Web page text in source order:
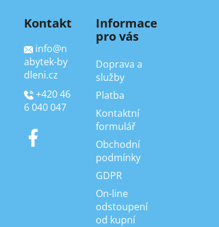
Kontakt
info@n
abytek-by
dleni.cz
+420 46
6 040 047
Informace
pro vás
Doprava a
služby
Platba
Kontaktní
formulář
Obchodní
podmínky
GDPR
On-line
odstoupení
od kupní